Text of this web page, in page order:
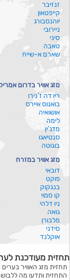
זנזיבר
קייפטאון
יוהנסבורג
ניירובי
סיני
טאבה
שארם א-שייח
מזג אוויר בדרום
ריו דה ז'נירו
בואנוס איירס
אושואיה
לימה
מדג'ין
סנטיאגו
בוגוטה
מזג אוויר במזרח
דובאי
פוקט
בנגקוק
קו סמוי
ניו דלהי
גואה
מלבורן
סידני
אוקלנד
תחזית מעודכנת
תחזית מזג האוויר
התחזית ותדעו מה